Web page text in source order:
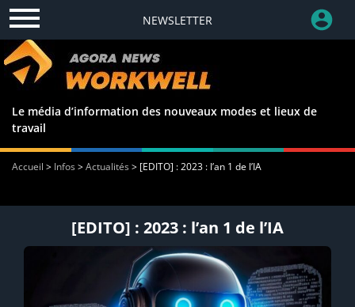
NEWSLETTER
Le média d’information des nouveaux modes et lieux de
travail
Accueil > Infos>Actualités> [EDITO] : 2023 : l’an 1 de l’IA
[EDITO] : 2023 : l’an 1 de l’IA